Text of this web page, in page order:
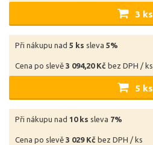
3 ks
Při nákupu nad 5 ks sleva 5%
Cena po slevě 3 094,20 Kč bez DPH / ks
5 ks
Při nákupu nad 10 ks sleva 7%
Cena po slevě 3 029 Kč bez DPH / ks